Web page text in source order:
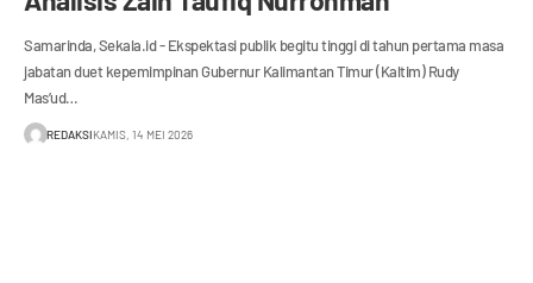
Samarinda, Sekala.id - Ekspektasi publik begitu tinggi di tahun pertama masa
jabatan duet kepemimpinan Gubernur Kalimantan Timur (Kaltim) Rudy
Mas’ud…
REDAKSIKAMIS, 14 MEI 2026